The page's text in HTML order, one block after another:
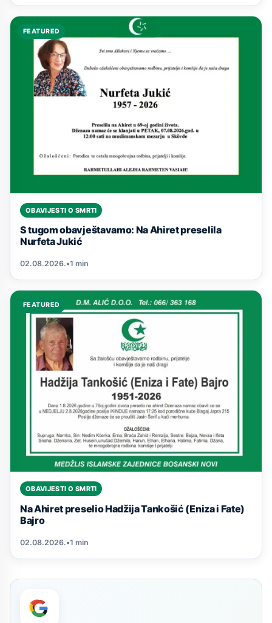
FEATURED
OBAVIJESTI O SMRTI
S tugom obavještavamo: Na Ahiret preselila
Nurfeta Jukić
02.08.2026.•1 min
FEATURED
OBAVIJESTI O SMRTI
Na Ahiret preselio Hadžija Tankošić (Eniza i Fate)
Bajro
02.08.2026.•1 min